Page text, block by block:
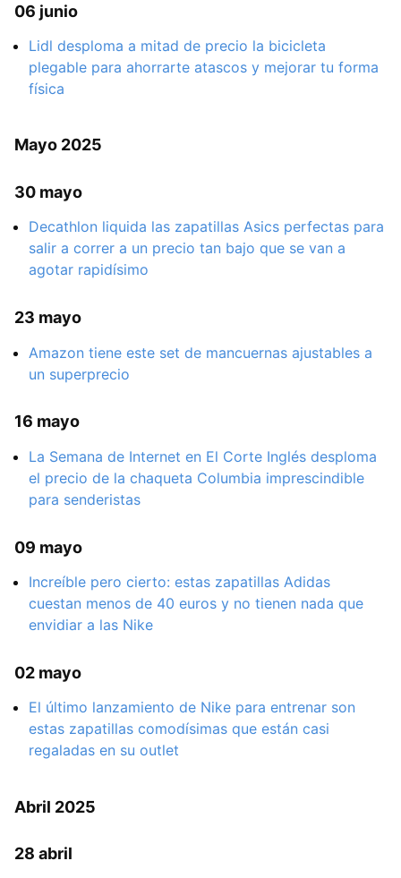
06 junio
Lidl desploma a mitad de precio la bicicleta
plegable para ahorrarte atascos y mejorar tu forma
física
Mayo 2025
30 mayo
Decathlon liquida las zapatillas Asics perfectas para
salir a correr a un precio tan bajo que se van a
agotar rapidísimo
23 mayo
Amazon tiene este set de mancuernas ajustables a
un superprecio
16 mayo
La Semana de Internet en El Corte Inglés desploma
el precio de la chaqueta Columbia imprescindible
para senderistas
09 mayo
Increíble pero cierto: estas zapatillas Adidas
cuestan menos de 40 euros y no tienen nada que
envidiar a las Nike
02 mayo
El último lanzamiento de Nike para entrenar son
estas zapatillas comodísimas que están casi
regaladas en su outlet
Abril 2025
28 abril